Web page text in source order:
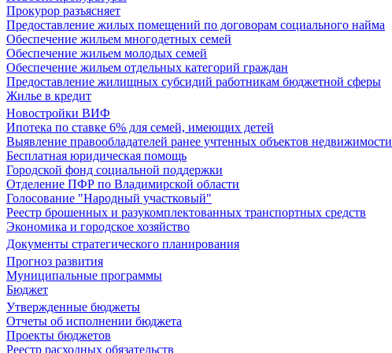
Прокурор разъясняет
Предоставление жилых помещений по договорам социального найма
Обеспечение жильем многодетных семей
Обеспечение жильем молодых семей
Обеспечение жильем отдельных категорий граждан
Предоставление жилищных субсидий работникам бюджетной сферы
Жилье в кредит
Новостройки ВИФ
Ипотека по ставке 6% для семей, имеющих детей
Выявление правообладателей ранее учтенных объектов недвижимости
Бесплатная юридическая помощь
Городской фонд социальной поддержки
Отделение ПФР по Владимирской области
Голосование "Народный участковый"
Реестр брошенных и разукомплектованных транспортных средств
Экономика и городское хозяйство
Документы стратегического планирования
Прогноз развития
Муниципальные программы
Бюджет
Утвержденные бюджеты
Отчеты об исполнении бюджета
Проекты бюджетов
Реестр расходных обязательств